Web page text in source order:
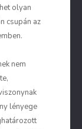
olyan
csupán az
nem
lényege